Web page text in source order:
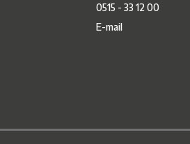
0515 - 33 12 00
E-mail